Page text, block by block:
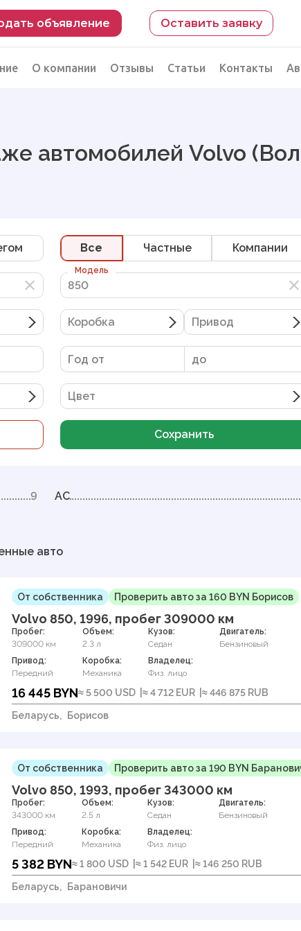
объявление Оставить заявку
О компании Отзывы Статьи Контакты
автомобилей Volvo
Все Частные Компании
850
850
Модель
Коробка Привод
Цвет
Сохранить
9 AC
авто
От собственника Проверить авто за 160 BYN Борисов
Volvo 850, 1996, пробег 309000 км
Пробег:
309000 км
Объем:
2.3 л
Кузов:
Седан
Двигатель:
Бензиновый
Привод:
Передний
Коробка:
Механика
Владелец:
Физ. лицо
16 445 BYN≈ 5 500 USD ≈ 4 712 EUR ≈ 446 875 RUB
Беларусь, Борисов
От собственника Проверить авто за 190 BYN
Volvo 850, 1993, пробег 343000 км
Пробег:
343000 км
Объем:
2.5 л
Кузов:
Седан
Двигатель:
Бензиновый
Привод:
Передний
Коробка:
Механика
Владелец:
Физ. лицо
5 382 BYN≈ 1 800 USD ≈ 1 542 EUR ≈ 146 250 RUB
Беларусь, Барановичи